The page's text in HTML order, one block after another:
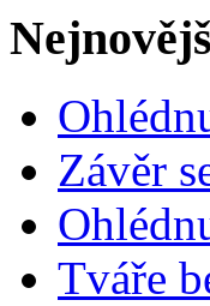
Závěr
Tváře